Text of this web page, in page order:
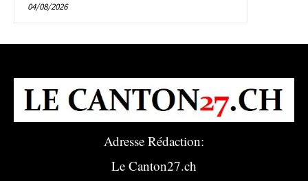
04/08/2026
Adresse Rédaction:
Le Canton27.ch